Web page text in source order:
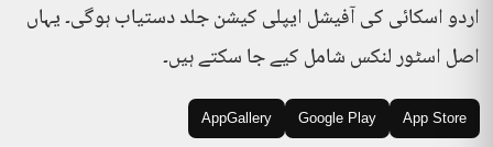
اردو اسکائی کی آفیشل ایپلی کیشن جلد دستیاب ہوگی۔ یہاں
اصل اسٹور لنکس شامل کیے جا سکتے ہیں۔
App Store
Google Play
AppGallery